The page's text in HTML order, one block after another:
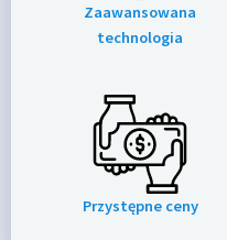
Zaawansowana
technologia
Przystępne ceny